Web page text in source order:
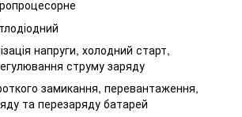
напруги, холодний старт,
струму заряду
замикання, перевантаження,
та перезаряду батарей